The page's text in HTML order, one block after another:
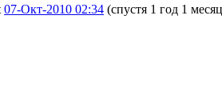
07-Окт-2010 02:34 (спустя 1 год 1